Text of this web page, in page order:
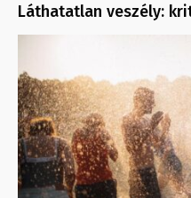
Láthatatlan veszély: